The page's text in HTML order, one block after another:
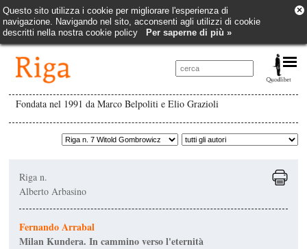
Questo sito utilizza i cookie per migliorare l'esperienza di
navigazione. Navigando nel sito, acconsenti agli utilizzi di cookie
descritti nella nostra cookie policy
Per saperne di più »
×
Fondata nel 1991 da Marco Belpoliti e Elio Grazioli
Riga n.
Alberto Arbasino
Fernando Arrabal
Milan Kundera. In cammino verso l'eternità